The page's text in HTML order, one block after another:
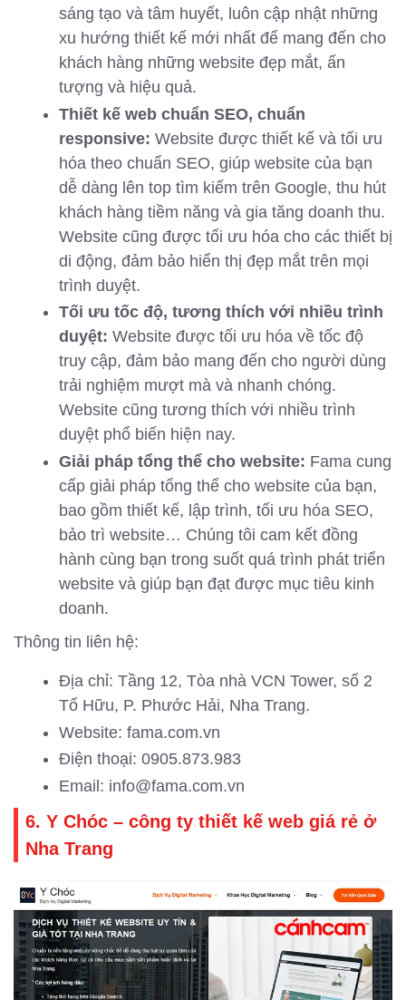
sáng tạo và tâm huyết, luôn cập nhật những
xu hướng thiết kế mới nhất để mang đến cho
khách hàng những website đẹp mắt, ấn
tượng và hiệu quả.
Thiết kế web chuẩn SEO, chuẩn
responsive: Website được thiết kế và tối ưu
hóa theo chuẩn SEO, giúp website của bạn
dễ dàng lên top tìm kiếm trên Google, thu hút
khách hàng tiềm năng và gia tăng doanh thu.
Website cũng được tối ưu hóa cho các thiết bị
di động, đảm bảo hiển thị đẹp mắt trên mọi
trình duyệt.
Tối ưu tốc độ, tương thích với nhiều trình
duyệt: Website được tối ưu hóa về tốc độ
truy cập, đảm bảo mang đến cho người dùng
trải nghiệm mượt mà và nhanh chóng.
Website cũng tương thích với nhiều trình
duyệt phổ biến hiện nay.
Giải pháp tổng thể cho website: Fama cung
cấp giải pháp tổng thể cho website của bạn,
bao gồm thiết kế, lập trình, tối ưu hóa SEO,
bảo trì website… Chúng tôi cam kết đồng
hành cùng bạn trong suốt quá trình phát triển
website và giúp bạn đạt được mục tiêu kinh
doanh.
Thông tin liên hệ:
Địa chỉ: Tầng 12, Tòa nhà VCN Tower, số 2
Tố Hữu, P. Phước Hải, Nha Trang.
Website: fama.com.vn
Điện thoại: 0905.873.983
Email: info@fama.com.vn
6. Y Chóc – công ty thiết kế web giá rẻ ở
Nha Trang